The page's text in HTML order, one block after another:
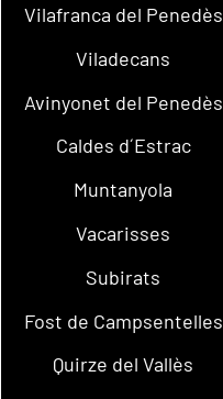
Vilafranca del Penedès
Viladecans
Avinyonet del Penedès
Caldes d´Estrac
Muntanyola
Vacarisses
Subirats
Fost de Campsentelles
Quirze del Vallès